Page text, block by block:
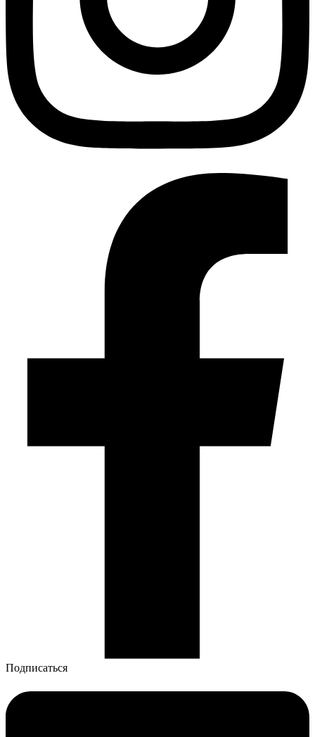
Подписаться